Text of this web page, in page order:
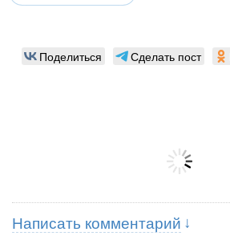
Поделиться Сделать пост
Написать комментарий